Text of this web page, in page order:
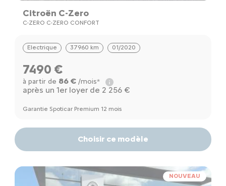
Citroën C-Zero
C-ZERO C-ZERO CONFORT
Electrique 37960 km 01/2020
7490 €
à partir de 86 €/mois*
après un 1er loyer de 2 256 €
Garantie Spoticar Premium 12 mois
Choisir ce modèle
NOUVEAU